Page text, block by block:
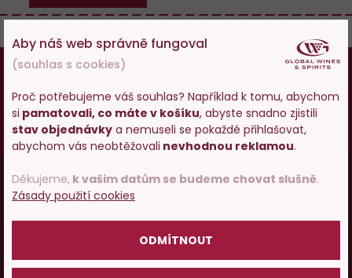
Aby náš web správně fungoval
(souhlas s cookies)
Proč potřebujeme váš souhlas? Například k tomu, abychom
si pamatovali, co máte v košíku, abyste snadno zjistili
stav objednávky a nemuseli se pokaždé přihlašovat,
abychom vás neobtěžovali nevhodnou reklamou.
Děkujeme, k vašim datům se budeme chovat slušně.
Zásady použití cookies
ODMÍTNOUT
18
Osobám mladším 18 let alkohol neprodáváme,
pokud vám ještě nebylo 18 let,
prosím zkuste
zatím naše špičkové vody a limonády .
Vy staršípijte zodpovědně.
Menu
v
Vše o nákupu
Vstupujete na stránky
s prodejem alkoholu. Prosím